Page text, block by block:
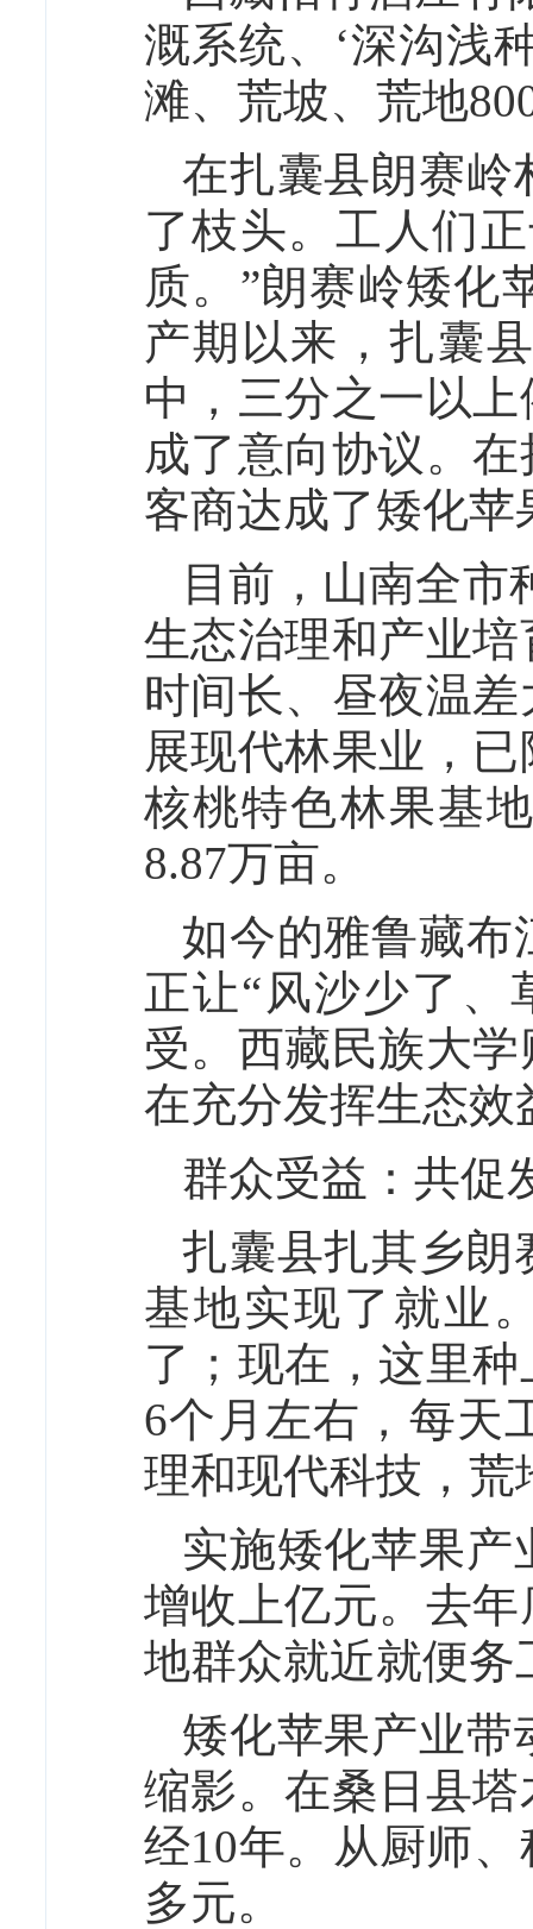
溉系统、‘深沟浅
滩、荒坡、荒地
在扎囊县朗赛岭
了枝头。工人们
质。”朗赛岭矮化
产期以来，扎囊
中，三分之一以
成了意向协议。
客商达成了矮化
目前，山南全市
生态治理和产业
时间长、昼夜温
展现代林果业，
核桃特色林果基
8.87万亩。
如今的雅鲁藏布
正让“风沙少了、
受。西藏民族大
在充分发挥生态
群众受益：共促
扎囊县扎其乡朗
基地实现了就业
了；现在，这里
6个月左右，每天
理和现代科技，
实施矮化苹果产
增收上亿元。去
地群众就近就便务
矮化苹果产业带
缩影。在桑日县
经10年。从厨师
多元。